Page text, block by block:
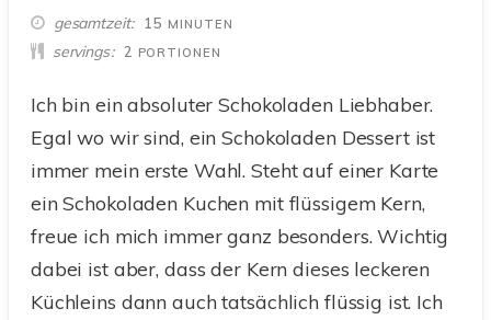
gesamtzeit 15 MINUTEN
MINUTEN
servings 2 PORTIONEN
Ich bin ein absoluter Schokoladen Liebhaber.
Egal wo wir sind, ein Schokoladen Dessert ist
immer mein erste Wahl. Steht auf einer Karte
ein Schokoladen Kuchen mit flüssigem Kern,
freue ich mich immer ganz besonders. Wichtig
dabei ist aber, dass der Kern dieses leckeren
Küchleins dann auch tatsächlich flüssig ist. Ich